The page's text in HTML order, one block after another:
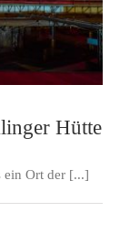
Hütte
ein Ort der [...]